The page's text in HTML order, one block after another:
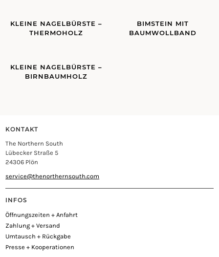
KLEINE NAGELBÜRSTE –
THERMOHOLZ
BIMSTEIN MIT
BAUMWOLLBAND
KLEINE NAGELBÜRSTE –
BIRNBAUMHOLZ
KONTAKT
The Northern South
Lübecker Straße 5
24306 Plön
service@thenorthernsouth.com
INFOS
Öffnungszeiten + Anfahrt
Zahlung + Versand
Umtausch + Rückgabe
Presse + Kooperationen